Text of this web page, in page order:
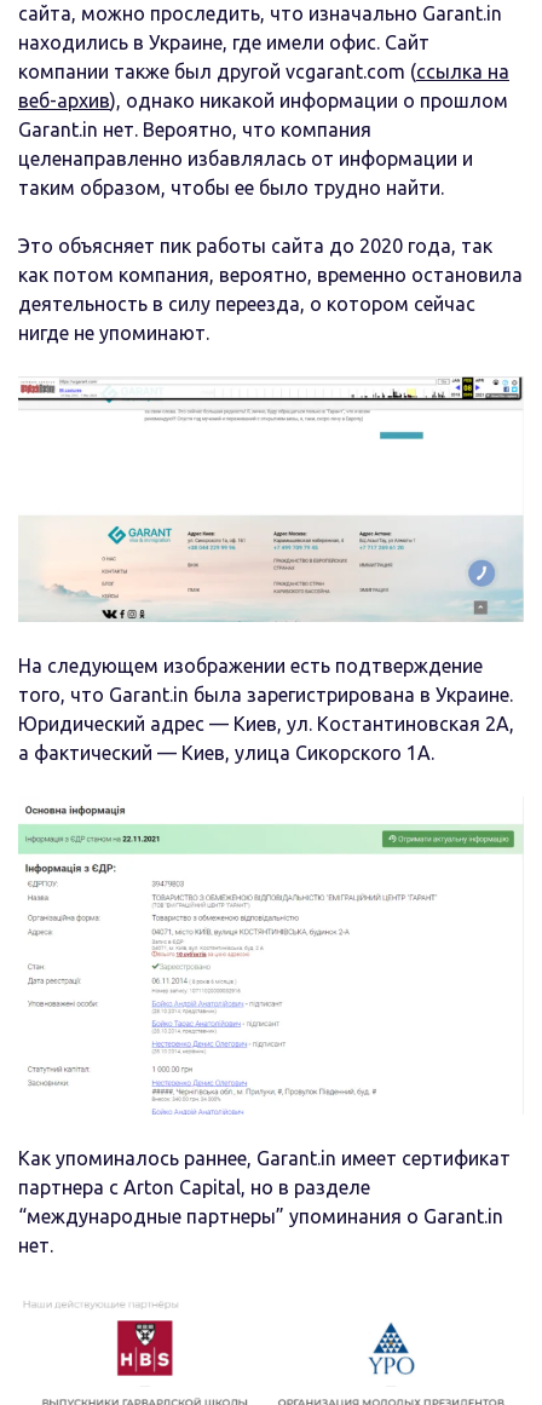
сайта, можно проследить, что изначально Garant.in
находились в Украине, где имели офис. Сайт
компании также был другой vcgarant.com (ссылка на
веб-архив), однако никакой информации о прошлом
Garant.in нет. Вероятно, что компания
целенаправленно избавлялась от информации и
таким образом, чтобы ее было трудно найти.
Это объясняет пик работы сайта до 2020 года, так
как потом компания, вероятно, временно остановила
деятельность в силу переезда, о котором сейчас
нигде не упоминают.
На следующем изображении есть подтверждение
того, что Garant.in была зарегистрирована в Украине.
Юридический адрес — Киев, ул. Костантиновская 2А,
а фактический — Киев, улица Сикорского 1А.
Как упоминалось раннее, Garant.in имеет сертификат
партнера с Arton Capital, но в разделе
“международные партнеры” упоминания о Garant.in
нет.